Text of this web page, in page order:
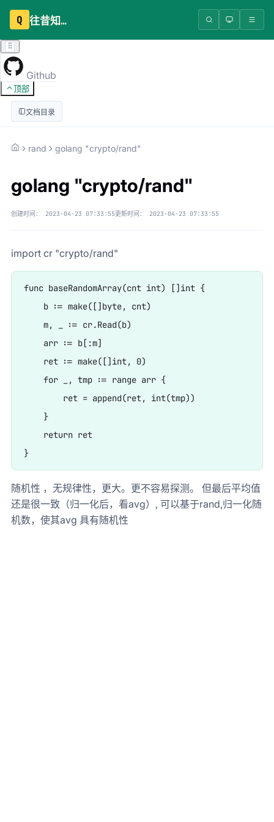
Q 往昔知识库
Github
顶部
文档目录
rand golang "crypto/rand"
golang "crypto/rand"
创建时间： 2023-04-23 07:33:55更新时间： 2023-04-23 07:33:55
import cr "crypto/rand"
func baseRandomArray(cnt int) []int {
    b := make([]byte, cnt)
    m, _ := cr.Read(b)
    arr := b[:m]
    ret := make([]int, 0)
    for _, tmp := range arr {
        ret = append(ret, int(tmp))
    }
    return ret
随机性 ，无规律性，更大。更不容易探测。 但最后平均值
还是很一致（归一化后，看avg）, 可以基于rand,归一化随
机数，使其avg 具有随机性